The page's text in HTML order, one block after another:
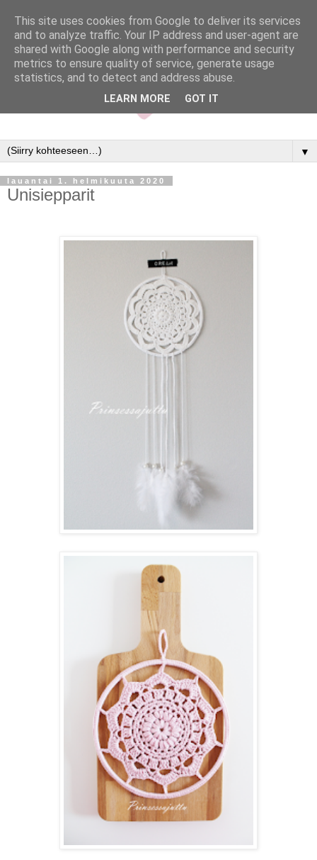
▼
lauantai 1. helmikuuta 2020
Unisiepparit
This site uses cookies from Google to deliver its services
and to analyze traffic. Your IP address and user-agent are
shared with Google along with performance and security
metrics to ensure quality of service, generate usage
statistics, and to detect and address abuse.
LEARN MORE GOT IT